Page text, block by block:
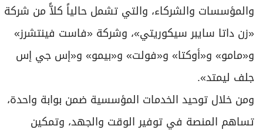
والمؤسسات والشركاء، والتي تشمل حالياً كلاًّ من شركة
«زن داتا سايبر سيكوريتي»، وشركة «فاست فينتشرز»
و«مامو» و«أوكتا» و«فولت» و«بيمو» و«إس جي إس
جلف ليمتد».
ومن خلال توحيد الخدمات المؤسسية ضمن بوابة واحدة،
تساهم المنصة في توفير الوقت والجهد، وتمكين